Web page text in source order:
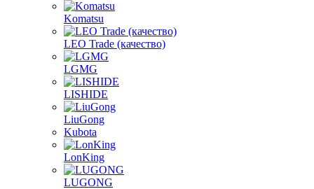
Komatsu
LEO Trade (качество)
LGMG
LISHIDE
LiuGong
Kubota
LonKing
LUGONG